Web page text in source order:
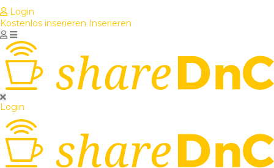
Login
Kostenlos inserieren Inserieren
Login